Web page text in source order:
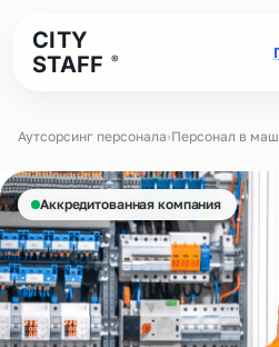
CITY
STAFF
®
Аутсорсинг персонала›Персонал в
Аккредитованная компания